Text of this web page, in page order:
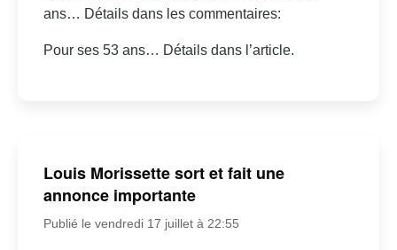
ans… Détails dans les commentaires:
Pour ses 53 ans… Détails dans l’article.
Louis Morissette sort et fait une
annonce importante
Publié le vendredi 17 juillet à 22:55